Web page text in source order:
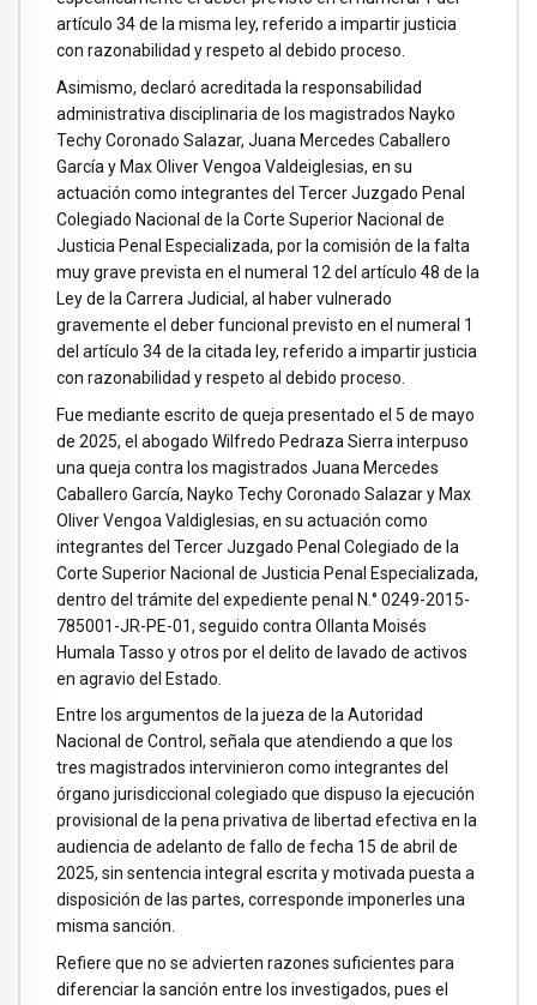
artículo 34 de la misma ley, referido a impartir justicia
con razonabilidad y respeto al debido proceso.
Asimismo, declaró acreditada la responsabilidad
administrativa disciplinaria de los magistrados Nayko
Techy Coronado Salazar, Juana Mercedes Caballero
García y Max Oliver Vengoa Valdeiglesias, en su
actuación como integrantes del Tercer Juzgado Penal
Colegiado Nacional de la Corte Superior Nacional de
Justicia Penal Especializada, por la comisión de la falta
muy grave prevista en el numeral 12 del artículo 48 de la
Ley de la Carrera Judicial, al haber vulnerado
gravemente el deber funcional previsto en el numeral 1
del artículo 34 de la citada ley, referido a impartir justicia
con razonabilidad y respeto al debido proceso.
Fue mediante escrito de queja presentado el 5 de mayo
de 2025, el abogado Wilfredo Pedraza Sierra interpuso
una queja contra los magistrados Juana Mercedes
Caballero García, Nayko Techy Coronado Salazar y Max
Oliver Vengoa Valdiglesias, en su actuación como
integrantes del Tercer Juzgado Penal Colegiado de la
Corte Superior Nacional de Justicia Penal Especializada,
dentro del trámite del expediente penal N.° 0249-2015-
785001-JR-PE-01, seguido contra Ollanta Moisés
Humala Tasso y otros por el delito de lavado de activos
en agravio del Estado.
Entre los argumentos de la jueza de la Autoridad
Nacional de Control, señala que atendiendo a que los
tres magistrados intervinieron como integrantes del
órgano jurisdiccional colegiado que dispuso la ejecución
provisional de la pena privativa de libertad efectiva en la
audiencia de adelanto de fallo de fecha 15 de abril de
2025, sin sentencia integral escrita y motivada puesta a
disposición de las partes, corresponde imponerles una
misma sanción.
Refiere que no se advierten razones suficientes para
diferenciar la sanción entre los investigados, pues el